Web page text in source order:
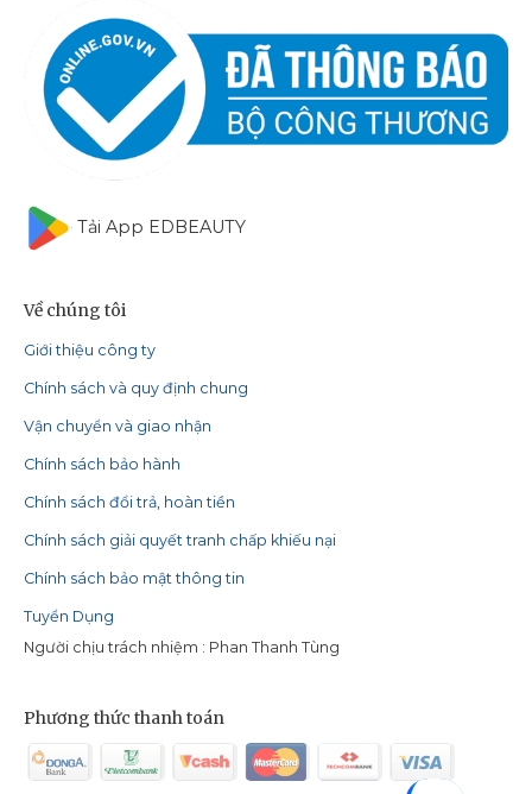
Tải App EDBEAUTY
Về chúng tôi
Giới thiệu công ty
Chính sách và quy định chung
Vận chuyển và giao nhận
Chính sách bảo hành
Chính sách đổi trả, hoàn tiền
Chính sách giải quyết tranh chấp khiếu nại
Chính sách bảo mật thông tin
Tuyển Dụng
Người chịu trách nhiệm : Phan Thanh Tùng
Phương thức thanh toán